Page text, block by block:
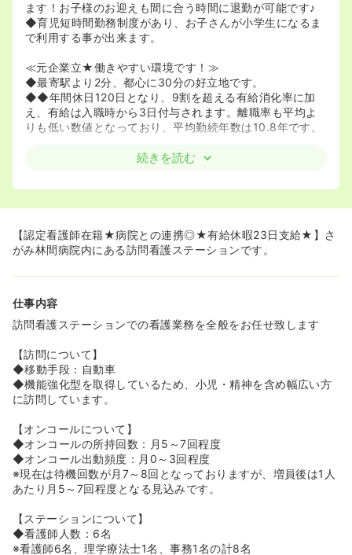
ます！お子様のお迎えも間に合う時間に退勤が可能です♪
◆育児短時間勤務制度があり、お子さんが小学生になるま
で利用する事が出来ます。
≪元企業立★働きやすい環境です！≫
◆最寄駅より2分、都心に30分の好立地です。
◆◆年間休日120日となり、9割を超える有給消化率に加
え、有給は入職時から3日付与されます。離職率も平均よ
りも低い数値となっており、平均勤続年数は10.8年です。
≪地域連携・在宅復帰に力を入れたケアミックス病院です
◆リハビリに力を入れています！病棟ごとにリハビリルー
◆​​​​回復期にあるADLルームでは 1LDKの一般居宅の作りを
しており、キッチン、和室、リビングなどがあり、そこで
キッチンの使い方を見て、退院の判断や、退院後のリハビ
かりととりながら、ADLの向上に向けて看護を提供するこ
とができます！
んな自宅なのか、チェックすることも可能です。
◆退院後を見据えた看護が学べる環境です。
院内に認定看護師が在籍している訪問看護ステーションを
併設。退院調整をしっかりと行い、10人の訪問看護師と共
タッフと病棟スタッフのカンファレンスもあり、しっかり
と連携が取れています。
◆​​​​急性期病棟の在宅復帰率（自宅や特養に退院された方）
は97％、地域包括ケア病床では約80％、回復期リハビリ
テーション病棟は92％と非常に高い実績を残しておりま
◆​​​​回復期は、15:1の加算ですが、夜勤も看護師2名＋介護
福祉1名と、「急性期並みの手厚い配置」をしています。
続きを読む
【認定看護師在籍★病院との連携◎★有給休暇23日支給★】さ
がみ林間病院内にある訪問看護ステーションです。
仕事内容
訪問看護ステーションでの看護業務を全般をお任せ致します
【訪問について】
◆移動手段：自動車
◆機能強化型を取得しているため、小児・精神を含め幅広い方
に訪問しています。
【オンコールについて】
◆オンコールの所持回数：月5～7回程度
◆オンコール出動頻度：月0～3回程度
※現在は待機回数が月7～8回となっておりますが、増員後は1人
あたり月5～7回程度となる見込みです。
【ステーションについて】
◆看護師人数：6名
※看護師6名、理学療法士1名、事務1名の計8名